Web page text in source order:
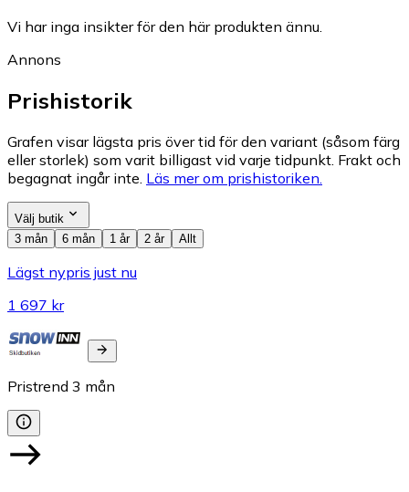
Vi har inga insikter för den här produkten ännu.
Annons
Prishistorik
Grafen visar lägsta pris över tid för den variant (såsom färg
eller storlek) som varit billigast vid varje tidpunkt. Frakt och
begagnat ingår inte. Läs mer om prishistoriken.
Välj butik
3 mån
6 mån 1 år 2 år Allt
Lägst nypris just nu
1 697 kr
Pristrend 3 mån